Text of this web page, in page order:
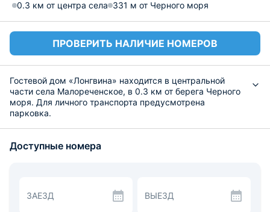
0.3 км от центра села 331 м от Черного моря
ПРОВЕРИТЬ НАЛИЧИЕ НОМЕРОВ
Гостевой дом «Лонгвина» находится в центральной
части села Малореченское, в 0.3 км от берега Черного
моря. Для личного транспорта предусмотрена
парковка.
оборудованных удобными кроватями с чистым
кондиционирования. В соответствии с номером
оснащена собственная ванная комната, или общая. На
Доступные номера
ЗАЕЗД ВЫЕЗД